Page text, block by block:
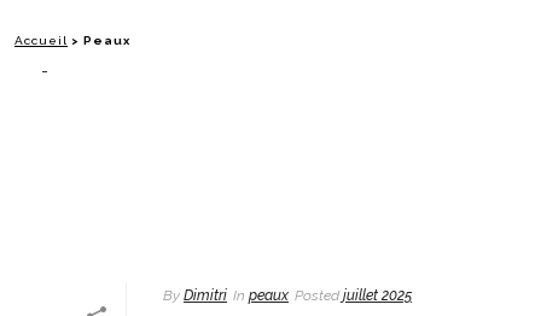
Accueil > Peaux
By Dimitri In peaux Posted juillet 2025